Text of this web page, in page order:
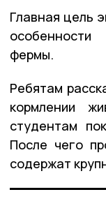
Главная цель
фермы.
Ребятам
кормлении
студентам
После чего
содержат